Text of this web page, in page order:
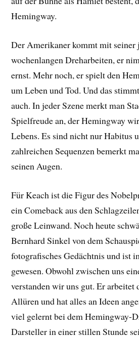
Hemingway.
Der Amerikaner kommt mit seiner
wochenlangen Dreharbeiten, er
ernst. Mehr noch, er spielt den
um Leben und Tod. Und das
auch. In jeder Szene merkt man
Spielfreude an, der Hemingway
Lebens. Es sind nicht nur Habitus
zahlreichen Sequenzen bemerkt
seinen Augen.
Für Keach ist die Figur des
ein Comeback aus den
große Leinwand. Noch heute
Bernhard Sinkel von dem
fotografisches Gedächtnis und ist
gewesen. Obwohl zwischen uns
verstanden wir uns gut. Er
Allüren und hat alles an Ideen
viel gelernt bei dem Hemingway-
Darsteller in einer stillen Stunde